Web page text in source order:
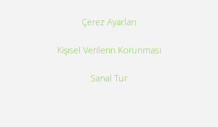
Çerez Ayarları
Kişisel Verilerin Korunması
Sanal Tur